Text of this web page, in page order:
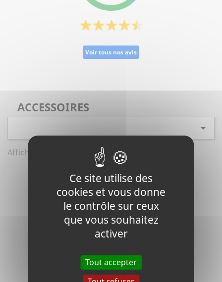
Voir tous nos avis
ACCESSOIRES

Affichage 1-1 de 1 article(s)
Ce site utilise des
cookies et vous donne
le contrôle sur ceux
que vous souhaitez
activer
Tout accepter